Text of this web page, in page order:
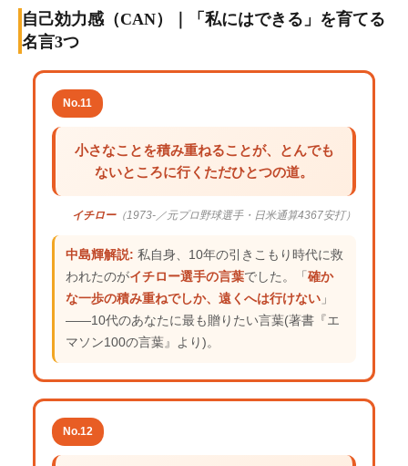
自己効力感（CAN）｜「私にはできる」を育てる
名言3つ
No.11
小さなことを積み重ねることが、とんでも
ないところに行くただひとつの道。
イチロー（1973-／元プロ野球選手・日米通算4367安打）
中島輝解説: 私自身、10年の引きこもり時代に救
われたのがイチロー選手の言葉でした。「 確か
な一歩の積み重ねでしか、遠くへは行けない 」
——10代のあなたに最も贈りたい言葉(著書『エ
マソン100の言葉』より)。
No.12